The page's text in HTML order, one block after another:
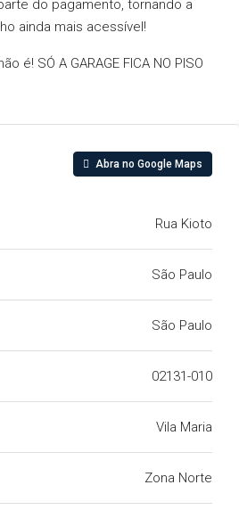
do pagamento, tornando a
ainda mais acessível!
é! SÓ A GARAGE FICA NO PISO
Abra no Google Maps
Rua Kioto
São Paulo
São Paulo
02131-010
Vila Maria
Zona Norte